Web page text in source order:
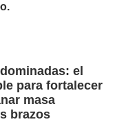
el
para fortalecer
masa
brazos